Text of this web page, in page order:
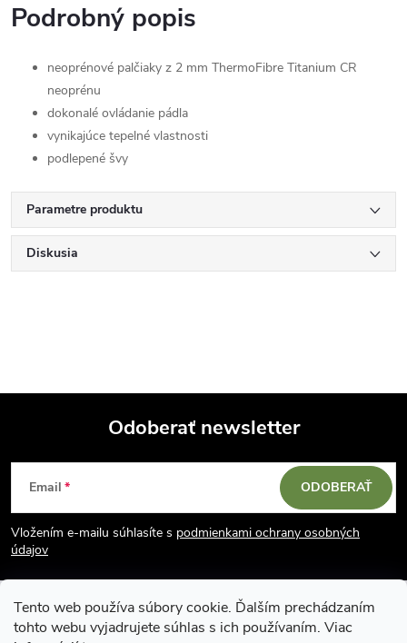
Tento web používa súbory cookie. Ďalším prechádzaním
tohto webu vyjadrujete súhlas s ich používaním. Viac
Podrobný popis
neoprénové palčiaky z 2 mm ThermoFibre Titanium CR
neoprénu
dokonalé ovládanie pádla
vynikajúce tepelné vlastnosti
podlepené švy
Parametre produktu
Diskusia
Z
á
p
ä
Odoberať newsletter
Email
Vložením e-mailu súhlasíte s podmienkami ochrany osobných
údajov
ODOBERAŤ